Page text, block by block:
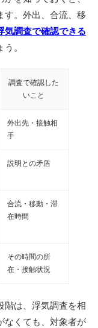
す。外出、合流、移
気調査で確認できる
。
調査で確認した
いこと
外出先・接触相
手
説明との矛盾
合流・移動・滞
在時間
その時間の所
在・接触状況
階は、浮気調査を相
なくても、対象者が